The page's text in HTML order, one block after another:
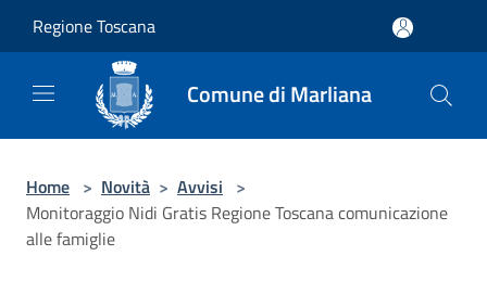
Regione Toscana
Comune di Marliana
Home > Novità > Avvisi >
Monitoraggio Nidi Gratis Regione Toscana comunicazione
alle famiglie